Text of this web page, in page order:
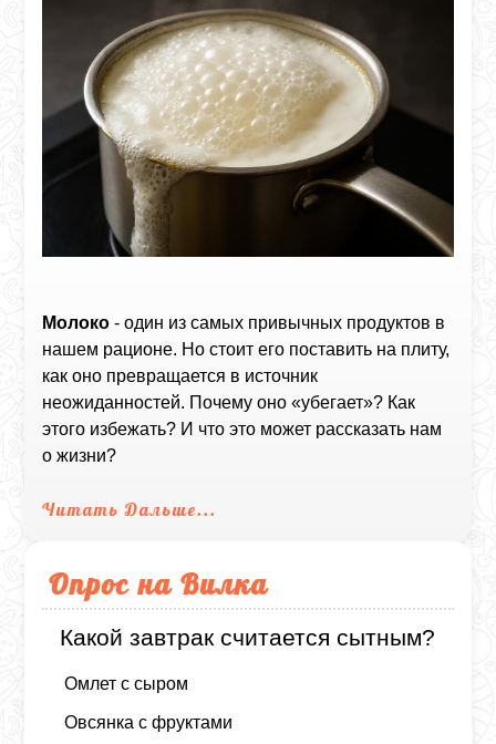
Молоко - один из самых привычных продуктов в
нашем рационе. Но стоит его поставить на плиту,
как оно превращается в источник
неожиданностей. Почему оно «убегает»? Как
этого избежать? И что это может рассказать нам
о жизни?
Читать Дальше...
Опрос на Вилка
Какой завтрак считается сытным?
Омлет с сыром
Овсянка с фруктами